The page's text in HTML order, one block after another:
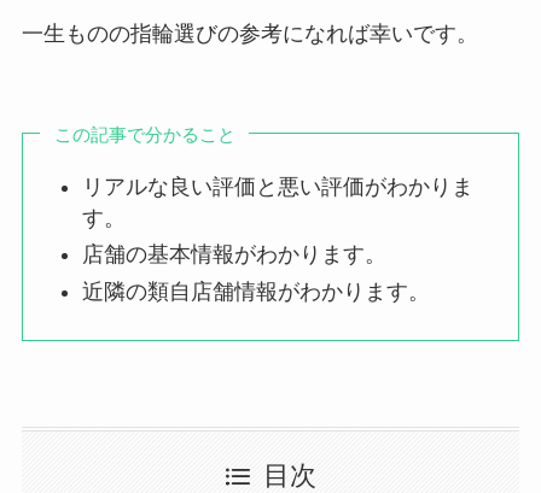
一生ものの指輪選びの参考になれば幸いです。
この記事で分かること
リアルな良い評価と悪い評価がわかりま
す。
店舗の基本情報がわかります。
近隣の類自店舗情報がわかります。
目次